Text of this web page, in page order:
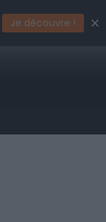
Je découvre ! ×